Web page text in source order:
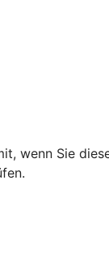
wenn Sie